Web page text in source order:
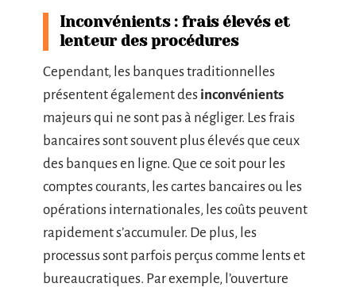
Inconvénients : frais élevés et
lenteur des procédures
Cependant, les banques traditionnelles
présentent également des inconvénients
majeurs qui ne sont pas à négliger. Les frais
bancaires sont souvent plus élevés que ceux
des banques en ligne. Que ce soit pour les
comptes courants, les cartes bancaires ou les
opérations internationales, les coûts peuvent
rapidement s’accumuler. De plus, les
processus sont parfois perçus comme lents et
bureaucratiques. Par exemple, l’ouverture